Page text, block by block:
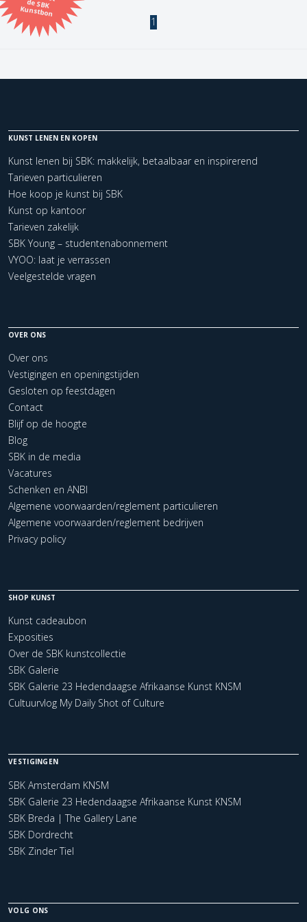
Kunstbon
Kunstenaar
Kerncollectie
1 items. Pagina: 1
1
KUNST LENEN EN KOPEN
Kunst lenen bij SBK: makkelijk, betaalbaar en inspirerend
Tarieven particulieren
Hoe koop je kunst bij SBK
Kunst op kantoor
Tarieven zakelijk
SBK Young – studentenabonnement
VYOO: laat je verrassen
Veelgestelde vragen
OVER ONS
Over ons
Vestigingen en openingstijden
Gesloten op feestdagen
Contact
Blijf op de hoogte
Blog
SBK in de media
Vacatures
Schenken en ANBI
Algemene voorwaarden/reglement particulieren
Algemene voorwaarden/reglement bedrijven
Privacy policy
SHOP KUNST
Kunst cadeaubon
Exposities
Over de SBK kunstcollectie
SBK Galerie
SBK Galerie 23 Hedendaagse Afrikaanse Kunst KNSM
Cultuurvlog My Daily Shot of Culture
VESTIGINGEN
SBK Amsterdam KNSM
SBK Galerie 23 Hedendaagse Afrikaanse Kunst KNSM
SBK Breda | The Gallery Lane
SBK Dordrecht
SBK Zinder Tiel
VOLG ONS